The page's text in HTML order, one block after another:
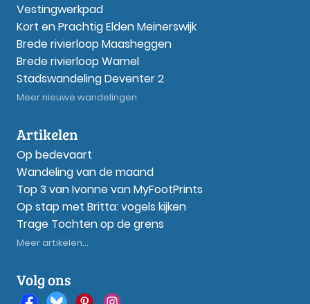
Vestingwerkpad
Kort en Prachtig Elden Meinerswijk
Brede rivierloop Maasheggen
Brede rivierloop Wamel
Stadswandeling Deventer 2
Meer nieuwe wandelingen
Artikelen
Op bedevaart
Wandeling van de maand
Top 3 van Ivonne van MyFootPrints
Op stap met Britta: vogels kijken
Trage Tochten op de grens
Meer artikelen...
Volg ons